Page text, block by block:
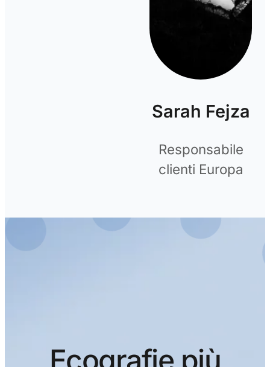
Sarah Fejza
Responsabile
clienti Europa